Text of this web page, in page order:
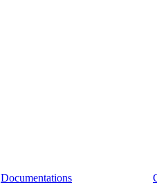
Documentations